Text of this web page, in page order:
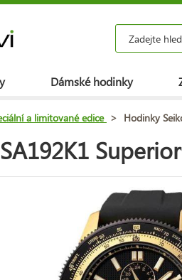
Dámské hodinky
a limitované edice > Hodinky